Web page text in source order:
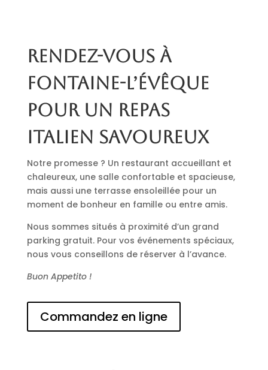
Rendez-vous à
Fontaine-l’Évêque
pour un repas
italien savoureux
Notre promesse ? Un restaurant accueillant et
chaleureux, une salle confortable et spacieuse,
mais aussi une terrasse ensoleillée pour un
moment de bonheur en famille ou entre amis.
Nous sommes situés à proximité d’un grand
parking gratuit. Pour vos événements spéciaux,
nous vous conseillons de réserver à l’avance.
Buon Appetito !
Commandez en ligne